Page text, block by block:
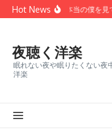
コンテンツへスキップ
Hot News
「君にだけは、本当の僕を見
夜聴く洋楽
眠れない夜や眠りたくない夜
洋楽